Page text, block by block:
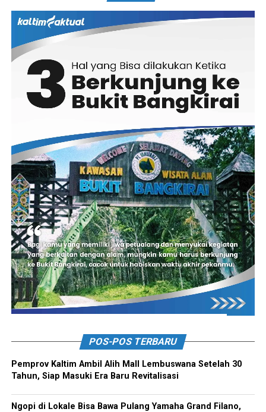
POS-POS TERBARU
Pemprov Kaltim Ambil Alih Mall Lembuswana Setelah 30
Tahun, Siap Masuki Era Baru Revitalisasi
Ngopi di Lokale Bisa Bawa Pulang Yamaha Grand Filano,